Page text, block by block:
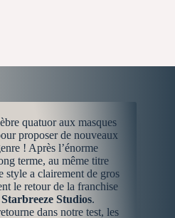
quatuor aux masques
proposer de nouveaux
! Après l’énorme
terme, au même titre
style a clairement de gros
le retour de la franchise
Starbreeze Studios.
dans notre test, les